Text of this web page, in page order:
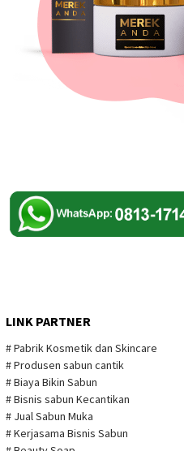
LINK PARTNER
# Pabrik Kosmetik dan Skincare
# Produsen sabun cantik
# Biaya Bikin Sabun
# Bisnis sabun Kecantikan
# Jual Sabun Muka
# Kerjasama Bisnis Sabun